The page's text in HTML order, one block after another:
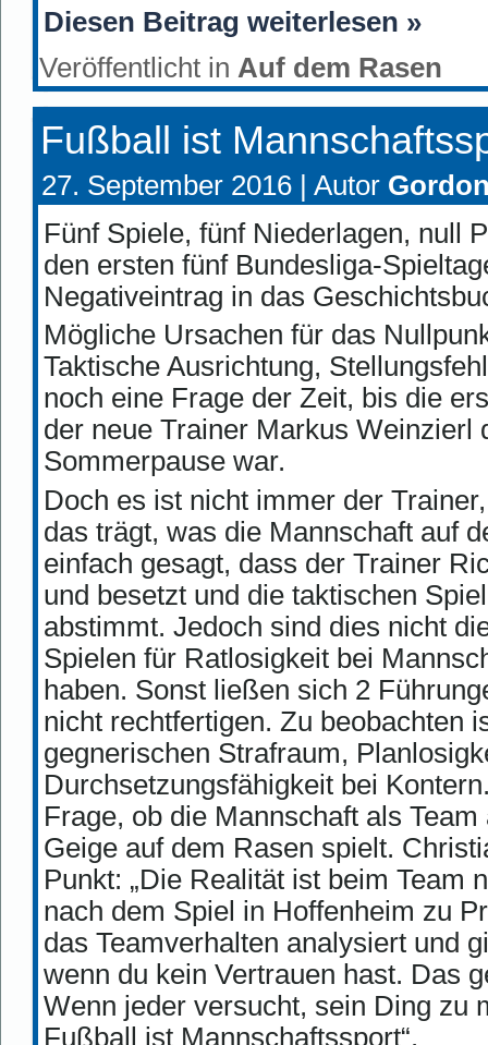
Diesen Beitrag weiterlesen »
Veröffentlicht in Auf dem Rasen
Fußball ist
27. September 2016 | Autor
Fünf Spiele, fünf Niederlagen, null
den ersten fünf Bundesliga-
Negativeintrag in das
Mögliche Ursachen für das
Taktische Ausrichtung,
noch eine Frage der Zeit, bis die
der neue Trainer Markus Weinzierl
Sommerpause war.
Doch es ist nicht immer der
das trägt, was die Mannschaft auf
einfach gesagt, dass der Trainer
und besetzt und die taktischen
abstimmt. Jedoch sind dies nicht
Spielen für Ratlosigkeit bei
haben. Sonst ließen sich 2
nicht rechtfertigen. Zu beobachten
gegnerischen Strafraum,
Durchsetzungsfähigkeit bei
Frage, ob die Mannschaft als
Geige auf dem Rasen spielt.
Punkt: „Die Realität ist beim Team
nach dem Spiel in Hoffenheim zu
das Teamverhalten analysiert und
wenn du kein Vertrauen hast. Das
Wenn jeder versucht, sein Ding zu
Fußball ist Mannschaftssport“.